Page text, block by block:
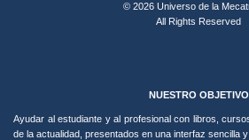
© 2026 Universo de la
All Rights Reserved
NUESTRO OBJETIVO
Ayudar al estudiante y al profesional con libros,
de la actualidad, presentados en una interfaz sencilla y